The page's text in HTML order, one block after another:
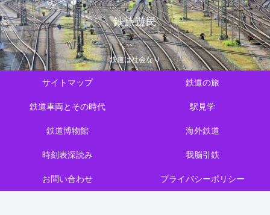
鉄旅遊民
鉄道は社会なり
サイトマップ 鉄道の旅
鉄道車両とその時代 駅見学
鉄道博物館 海外鉄道
時刻表深読み 我脳引鉄
お問い合わせ プライバシーポリシー